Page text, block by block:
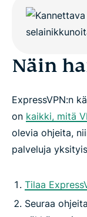
Näin
ExpressVPN:n
on kaikki, mitä
olevia ohjeita,
palveluja
Tilaa
Seuraa